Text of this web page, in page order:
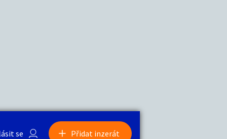
se Přidat inzerát
0/1000